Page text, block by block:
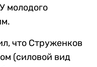
молодого
что Струженков
(силовой вид